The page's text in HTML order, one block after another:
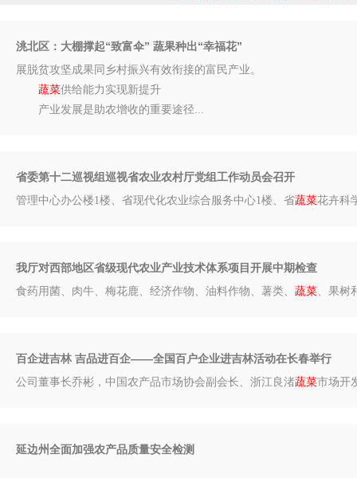
洮北区：大棚撑起“致富伞” 蔬果种出“幸福花”
展脱贫攻坚成果同乡村振兴有效衔接的富民产业。
蔬菜供给能力实现新提升
产业发展是助农增收的重要途径...
省委第十二巡视组巡视省农业农村厅党组工作动员会召开
管理中心办公楼1楼、省现代化农业综合服务中心1楼、省蔬菜花卉科
我厅对西部地区省级现代农业产业技术体系项目开展中期检查
食药用菌、肉牛、梅花鹿、经济作物、油料作物、薯类、 蔬菜、果树
百企进吉林 吉品进百企——全国百户企业进吉林活动在长春举行
公司董事长乔彬，中国农产品市场协会副会长、浙江良渚蔬菜市场开
延边州全面加强农产品质量安全检测